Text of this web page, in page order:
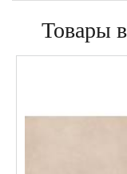
Товары